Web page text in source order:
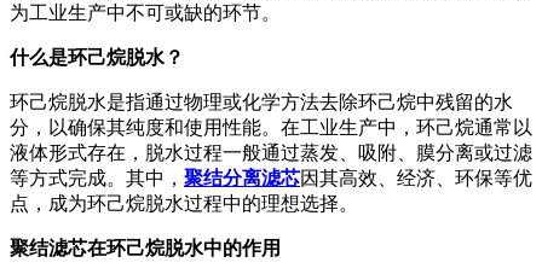
为工业生产中不可或缺的环节。
什么是环己烷脱水？
环己烷脱水是指通过物理或化学方法去除环己烷中残留的水
分，以确保其纯度和使用性能。在工业生产中，环己烷通常以
液体形式存在，脱水过程一般通过蒸发、吸附、膜分离或过滤
等方式完成。其中， 聚结分离滤芯因其高效、经济、环保等优
点，成为环己烷脱水过程中的理想选择。
聚结滤芯在环己烷脱水中的作用